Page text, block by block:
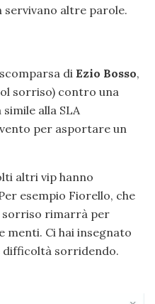
altre parole.
di Ezio Bosso,
sorriso) contro una
alla SLA
per asportare un
altri vip hanno
esempio Fiorello, che
sorriso rimarrà per
menti. Ci hai insegnato
difficoltà sorridendo.